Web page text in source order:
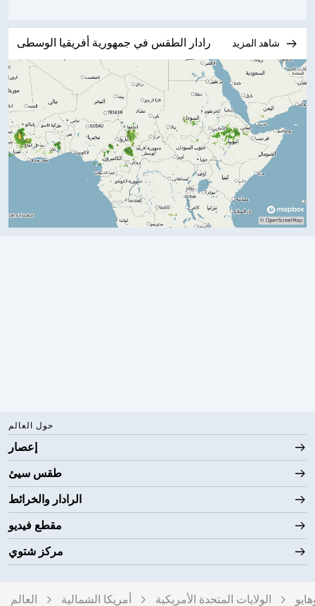
رادار الطقس في جمهورية أفريقيا الوسطى شاهد المزيد
حول العالم
إعصار
طقس سيئ
الرادار والخرائط
مقطع فيديو
مركز شتوي
العالم أمريكا الشمالية الولايات المتحدة الأمريكية